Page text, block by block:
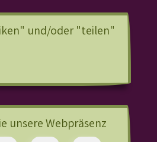
und/oder "teilen"
unsere Webpräsenz